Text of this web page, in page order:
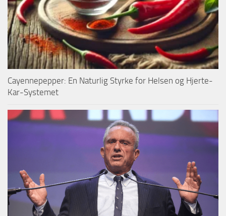
Cayennepepper: En Naturlig Styrke for Helsen og Hjerte-
Kar-Systemet